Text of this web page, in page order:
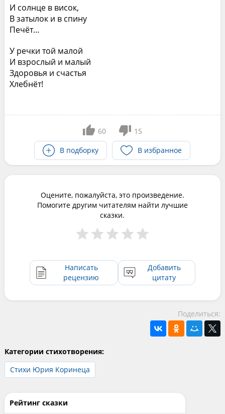
И солнце в висок,
В затылок и в спину
Печёт…
У речки той малой
И взрослый и малый
Здоровья и счастья
Хлебнёт!
60
15
В подборку
В избранное
Оцените, пожалуйста, это произведение.
Помогите другим читателям найти лучшие
сказки.
Написать
рецензию
Добавить
цитату
Поделиться:
Категории стихотворения:
Стихи Юрия Коринеца
Рейтинг сказки